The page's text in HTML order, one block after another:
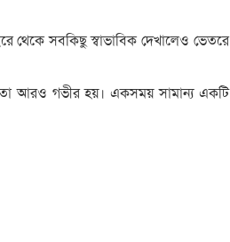
থেকে সবকিছু স্বাভাবিক দেখালেও ভেতরে
আরও গভীর হয়। একসময় সামান্য একটি